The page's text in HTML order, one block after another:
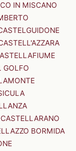
IN MISCANO
GOLFO
CASTELLARANO
BORMIDA